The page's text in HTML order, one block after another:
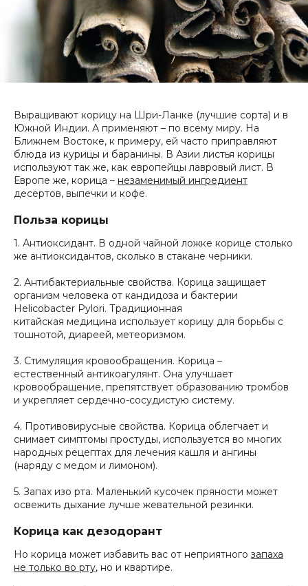
Выращивают корицу на Шри-Ланке (лучшие сорта) и в
Южной Индии. А применяют – по всему миру. На
Ближнем Востоке, к примеру, ей часто приправляют
блюда из курицы и баранины. В Азии листья корицы
используют так же, как европейцы лавровый лист. В
Европе же, корица – незаменимый ингредиент
десертов, выпечки и кофе.
Польза корицы
1. Антиоксидант. В одной чайной ложке корице столько
же антиоксидантов, сколько в стакане черники.
2. Антибактериальные свойства. Корица защищает
организм человека от кандидоза и бактерии
Helicobacter Pylori. Традиционная
китайская медицина использует корицу для борьбы с
тошнотой, диареей, метеоризмом.
3. Стимуляция кровообращения. Корица –
естественный антикоагулянт. Она улучшает
кровообращение, препятствует образованию тромбов
и укрепляет сердечно-сосудистую систему.
4. Противовирусные свойства. Корица облегчает и
снимает симптомы простуды, используется во многих
народных рецептах для лечения кашля и ангины
(наряду с медом и лимоном).
5. Запах изо рта. Маленький кусочек пряности может
освежить дыхание лучше жевательной резинки.
Корица как дезодорант
Но корица может избавить вас от неприятного запаха
не только во рту, но и квартире.